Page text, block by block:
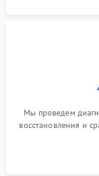
Мы проведем
восстановления и